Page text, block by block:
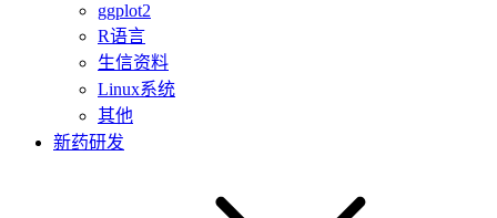
ggplot2
R语言
生信资料
Linux系统
其他
新药研发